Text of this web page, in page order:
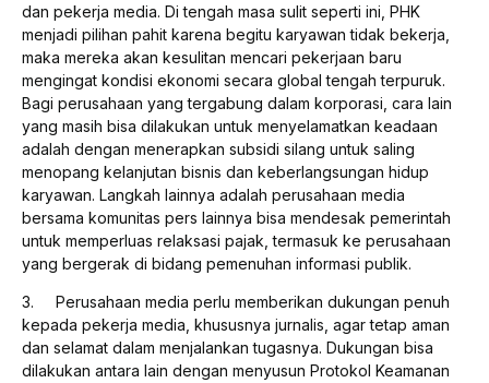
dan pekerja media. Di tengah masa sulit seperti ini, PHK
menjadi pilihan pahit karena begitu karyawan tidak bekerja,
maka mereka akan kesulitan mencari pekerjaan baru
mengingat kondisi ekonomi secara global tengah terpuruk.
Bagi perusahaan yang tergabung dalam korporasi, cara lain
yang masih bisa dilakukan untuk menyelamatkan keadaan
adalah dengan menerapkan subsidi silang untuk saling
menopang kelanjutan bisnis dan keberlangsungan hidup
karyawan. Langkah lainnya adalah perusahaan media
bersama komunitas pers lainnya bisa mendesak pemerintah
untuk memperluas relaksasi pajak, termasuk ke perusahaan
yang bergerak di bidang pemenuhan informasi publik.
3. Perusahaan media perlu memberikan dukungan penuh
kepada pekerja media, khususnya jurnalis, agar tetap aman
dan selamat dalam menjalankan tugasnya. Dukungan bisa
dilakukan antara lain dengan menyusun Protokol Keamanan